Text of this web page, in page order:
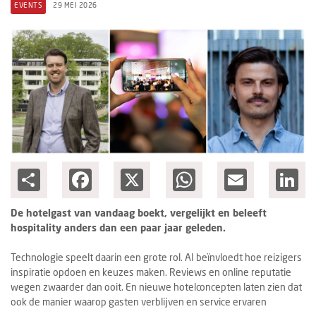
Jong & Ambitieus
Columns
Michelin
Nieuwe hotels
Personalia
HotelSummit
EVENTS 29 MEI 2026
Facebook WhatsAppEmail
De hotelgast van vandaag boekt, vergelijkt en beleeft
hospitality anders dan een paar jaar geleden.
Technologie speelt daarin een grote rol. AI beïnvloedt hoe reizigers
inspiratie opdoen en keuzes maken. Reviews en online reputatie
wegen zwaarder dan ooit. En nieuwe hotelconcepten laten zien dat
ook de manier waarop gasten verblijven en service ervaren